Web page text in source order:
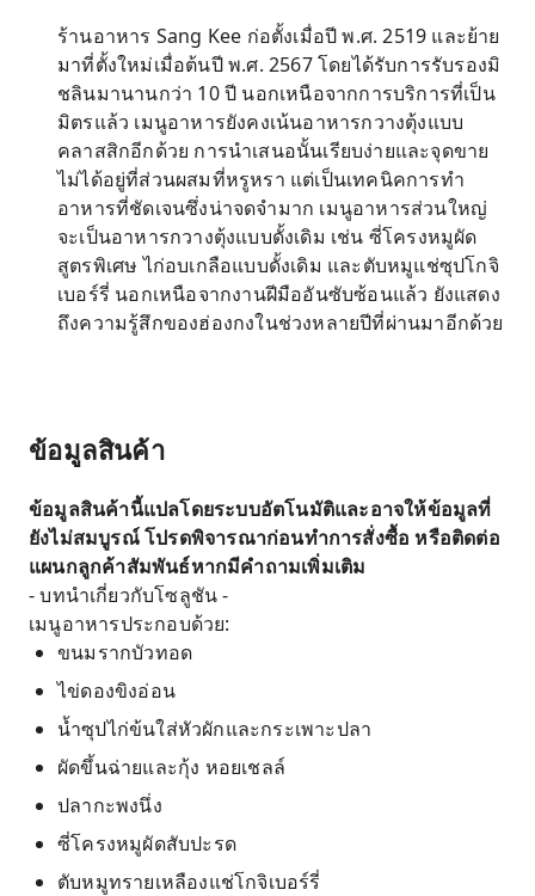
ร้านอาหาร Sang Kee ก่อตั้งเมื่อปี พ.ศ. 2519 และย้าย
มาที่ตั้งใหม่เมื่อต้นปี พ.ศ. 2567 โดยได้รับการรับรองมิ
ชลินมานานกว่า 10 ปี นอกเหนือจากการบริการที่เป็น
มิตรแล้ว เมนูอาหารยังคงเน้นอาหารกวางตุ้งแบบ
คลาสสิกอีกด้วย การนำเสนอนั้นเรียบง่ายและจุดขาย
ไม่ได้อยู่ที่ส่วนผสมที่หรูหรา แต่เป็นเทคนิคการทำ
อาหารที่ชัดเจนซึ่งน่าจดจำมาก เมนูอาหารส่วนใหญ่
จะเป็นอาหารกวางตุ้งแบบดั้งเดิม เช่น ซี่โครงหมูผัด
สูตรพิเศษ ไก่อบเกลือแบบดั้งเดิม และตับหมูแช่ซุปโกจิ
เบอร์รี่ นอกเหนือจากงานฝีมืออันซับซ้อนแล้ว ยังแสดง
ถึงความรู้สึกของฮ่องกงในช่วงหลายปีที่ผ่านมาอีกด้วย
ข้อมูลสินค้า
ข้อมูลสินค้านี้แปลโดยระบบอัตโนมัติและอาจให้ข้อมูลที่
ยังไม่สมบูรณ์ โปรดพิจารณาก่อนทำการสั่งซื้อ หรือติดต่อ
แผนกลูกค้าสัมพันธ์หากมีคำถามเพิ่มเติม
- บทนำเกี่ยวกับโซลูชัน -
เมนูอาหารประกอบด้วย:
ขนมรากบัวทอด
ไข่ดองขิงอ่อน
น้ำซุปไก่ข้นใส่หัวผักและกระเพาะปลา
ผัดขึ้นฉ่ายและกุ้ง หอยเชลล์
ปลากะพงนึ่ง
ซี่โครงหมูผัดสับปะรด
ตับหมูทรายเหลืองแช่โกจิเบอร์รี่